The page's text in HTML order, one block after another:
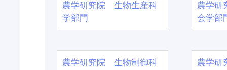
農学研究院 生物生産科
学部門
農学
会学部
農学研究院 生物制御科
農学